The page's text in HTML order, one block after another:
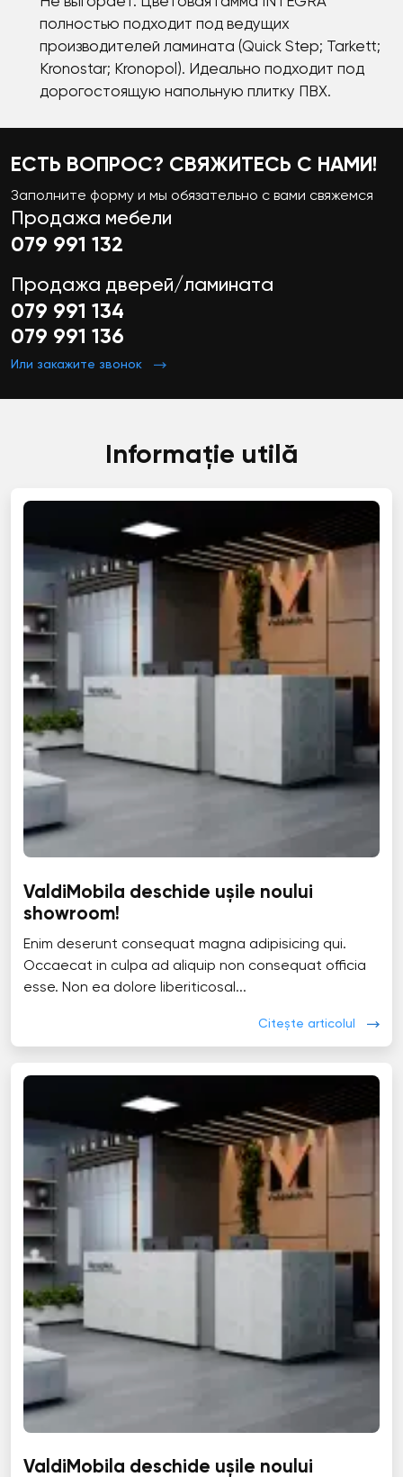
полностью подходит под ведущих
производителей ламината (Quick Step; Tarkett;
Kronostar; Kronopol). Идеально подходит под
дорогостоящую напольную плитку ПВХ.
ЕСТЬ ВОПРОС? СВЯЖИТЕСЬ С НАМИ!
Заполните форму и мы обязательно с вами свяжемся
Продажа мебели
079 991 132
Продажа дверей/ламината
079 991 134
079 991 136
Или закажите звонок
Informație utilă
ValdiMobila deschide ușile noului
showroom!
Enim deserunt consequat magna adipisicing qui.
Occaecat in culpa ad aliquip non consequat officia
esse. Non ea dolore liberiticosal...
Citește articolul
ValdiMobila deschide ușile noului